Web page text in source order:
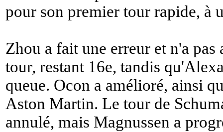
pour son premier tour rapide, à
Zhou a fait une erreur et n'a
tour, restant 16e, tandis
queue. Ocon a amélioré, ainsi
Aston Martin. Le tour de
annulé, mais Magnussen a